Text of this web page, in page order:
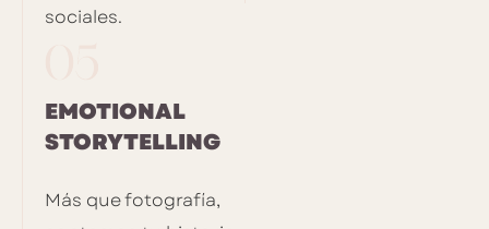
sociales.
EMOTIONAL
STORYTELLING
Más que fotografía,